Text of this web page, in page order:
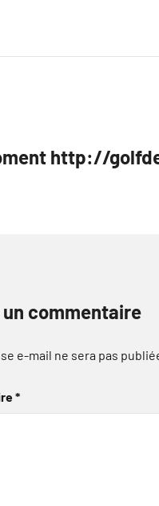
http://
commentaire
e-mail ne sera pas
*